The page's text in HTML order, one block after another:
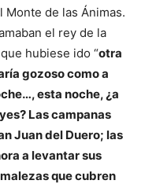
de las Ánimas.
el rey de la
hubiese ido “otra
gozoso como a
esta noche, ¿a
Las campanas
Juan del Duero; las
a levantar sus
que cubren